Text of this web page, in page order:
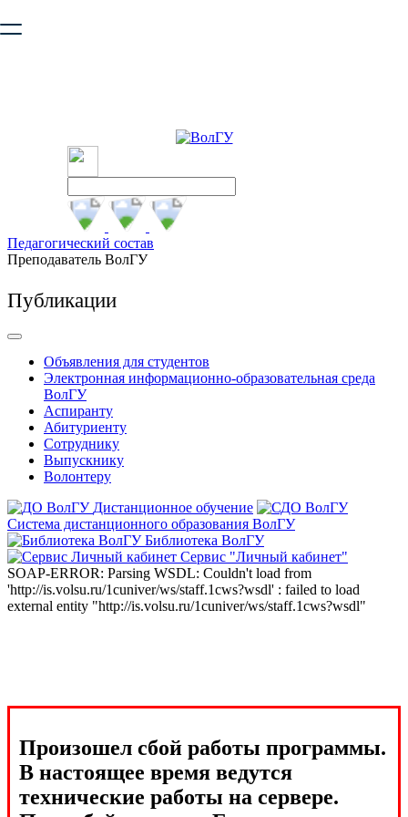
безопасную работу с сайтом. Пожалуйста
Педагогический состав
Преподаватель ВолГУ
Публикации
Объявления для студентов
Электронная информационно-образовательная среда
ВолГУ
Аспиранту
Абитуриенту
Сотруднику
Выпускнику
Волонтеру
Дистанционное обучение
Система дистанционного образования ВолГУ
Библиотека ВолГУ
Сервис "Личный кабинет"
SOAP-ERROR: Parsing WSDL: Couldn't load from
'http://is.volsu.ru/1cuniver/ws/staff.1cws?wsdl' : failed to load
external entity "http://is.volsu.ru/1cuniver/ws/staff.1cws?wsdl"
Произошел сбой работы программы.
В настоящее время ведутся
технические работы на сервере.